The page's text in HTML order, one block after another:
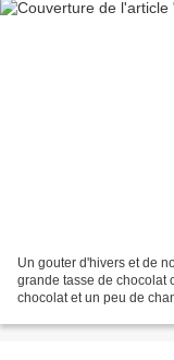
Un gouter d'hivers et de
grande tasse de chocolat
chocolat et un peu de